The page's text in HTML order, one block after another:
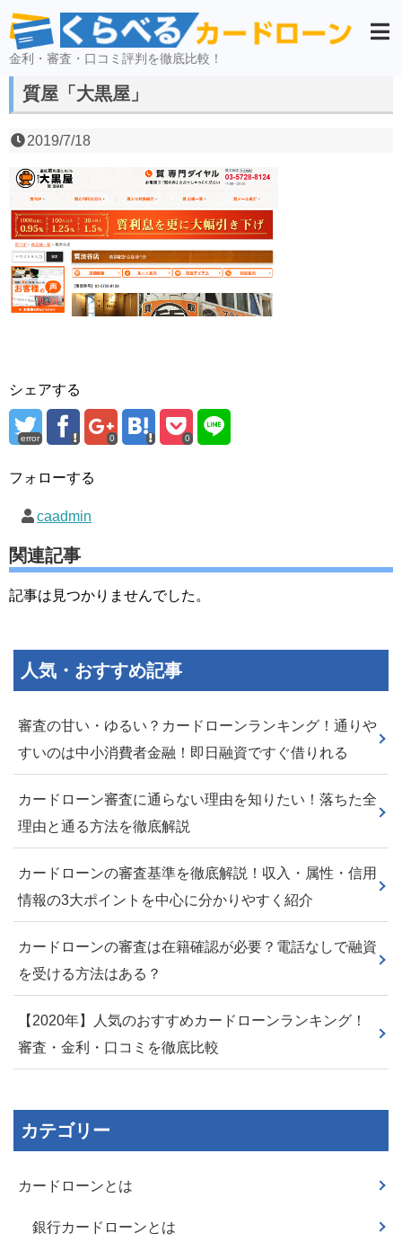
金利・審査・口コミ評判を徹底比較！
質屋「大黒屋」
2019/7/18
シェアする
error 0 0
フォローする
caadmin
関連記事
記事は見つかりませんでした。
人気・おすすめ記事
審査の甘い・ゆるい？カードローンランキング！通りや
すいのは中小消費者金融！即日融資ですぐ借りれる
カードローン審査に通らない理由を知りたい！落ちた全
理由と通る方法を徹底解説
カードローンの審査基準を徹底解説！収入・属性・信用
情報の3大ポイントを中心に分かりやすく紹介
カードローンの審査は在籍確認が必要？電話なしで融資
を受ける方法はある？
【2020年】人気のおすすめカードローンランキング！
審査・金利・口コミを徹底比較
カテゴリー
カードローンとは
銀行カードローンとは